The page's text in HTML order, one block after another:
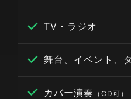
TV・ラジオ
舞台、イベント、
カバー演奏 （CD可）